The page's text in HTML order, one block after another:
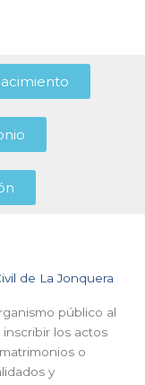
de La Jonquera
público al
los actos
o
y